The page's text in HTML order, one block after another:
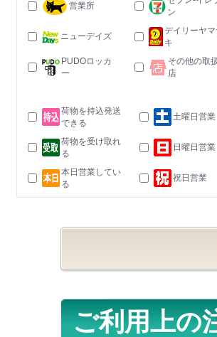
営業所
ン
ニューデイズ
デイリーヤ
キ
PUDOロッカ
ー
その他の取
店
荷物を持込発送
できる
土曜日営業
荷物を受け取れ
る
日曜日営業
本日営業してい
る
祝日営業
ご利用上の